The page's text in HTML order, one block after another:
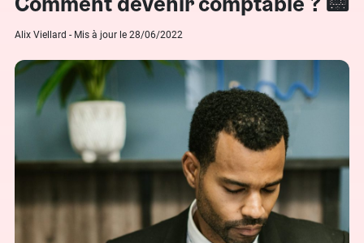
Alix Viellard - Mis à jour le 28/06/2022